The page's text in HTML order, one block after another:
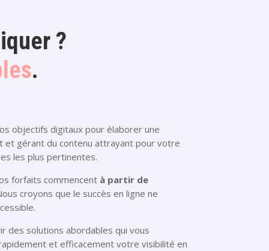
?
.
objectifs digitaux pour élaborer une
et gérant du contenu attrayant pour votre
les plus pertinentes.
forfaits commencent à partir de
croyons que le succès en ligne ne
des solutions abordables qui vous
et efficacement votre visibilité en